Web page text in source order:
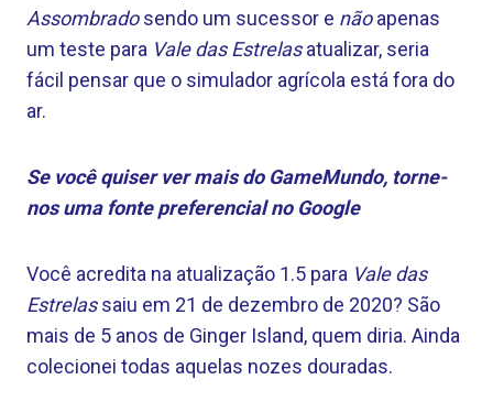
Assombradosendo um sucessor e nãoapenas
um teste para Vale das Estrelasatualizar, seria
fácil pensar que o simulador agrícola está fora do
ar.
Se você quiser ver mais do GameMundo, torne-
nos uma fonte preferencial no Google
Você acredita na atualização 1.5 para Vale das
Estrelassaiu em 21 de dezembro de 2020? São
mais de 5 anos de Ginger Island, quem diria. Ainda
colecionei todas aquelas nozes douradas.